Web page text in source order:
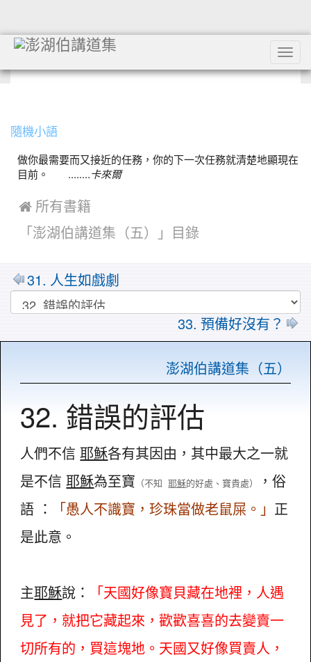
隨機小語
做你最需要而又接近的任務，你的下一次任務就清楚地顯現在
目前。 ........卡來爾
 所有書籍
「澎湖伯講道集（五）」目錄
31. 人生如戲劇
33. 預備好沒有？
澎湖伯講道集（五）
32. 錯誤的評估
人們不信耶穌各有其因由，其中最大之一就
是不信耶穌為至寶 （不知耶穌的好處、寶貴處）
，俗
語 ：
「愚人不識寶，珍珠當做老鼠屎。」 正
是此意。
主耶穌說：
「天國好像寶貝藏在地裡，人遇
見了，就把它藏起來，歡歡喜喜的去變賣一
切所有的，買這塊地。天國又好像買賣人，